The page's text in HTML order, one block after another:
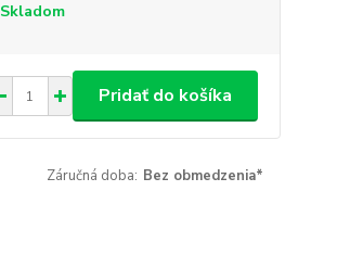
Skladom
Pridať do košíka
Záručná doba: Bez obmedzenia*